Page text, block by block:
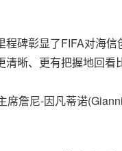
程碑彰显了FIFA对海
清晰、更有把握地回看
席詹尼-因凡蒂诺